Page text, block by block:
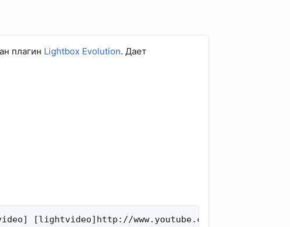
плагин Lightbox Evolution. Дает
[lightvideo]http://www.youtube.com/